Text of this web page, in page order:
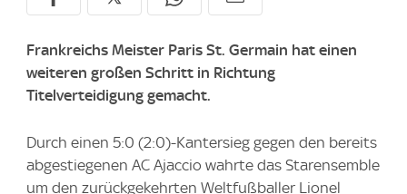
Frankreichs Meister Paris St. Germain hat einen
weiteren großen Schritt in Richtung
Titelverteidigung gemacht.
Durch einen 5:0 (2:0)-Kantersieg gegen den bereits
abgestiegenen AC Ajaccio wahrte das Starensemble
um den zurückgekehrten Weltfußballer Lionel